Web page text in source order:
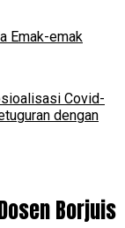
Emak-emak
Covid-
dengan
Borjuis